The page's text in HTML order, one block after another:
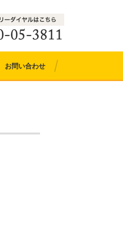
お問い合わせ